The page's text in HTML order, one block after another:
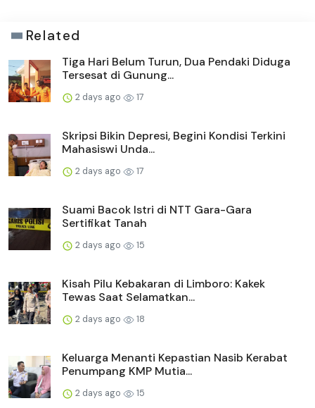
Related
Tiga Hari Belum Turun, Dua Pendaki Diduga
Tersesat di Gunung...
2 days ago 17
Skripsi Bikin Depresi, Begini Kondisi Terkini
Mahasiswi Unda...
2 days ago 17
Suami Bacok Istri di NTT Gara-Gara
Sertifikat Tanah
2 days ago 15
Kisah Pilu Kebakaran di Limboro: Kakek
Tewas Saat Selamatkan...
2 days ago 18
Keluarga Menanti Kepastian Nasib Kerabat
Penumpang KMP Mutia...
2 days ago 15